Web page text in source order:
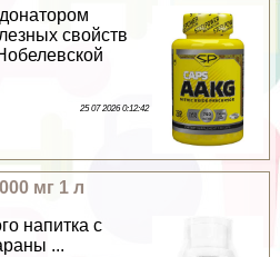
свойств
25 07 2026 0:12:42
мг 1 л
напитка с
...